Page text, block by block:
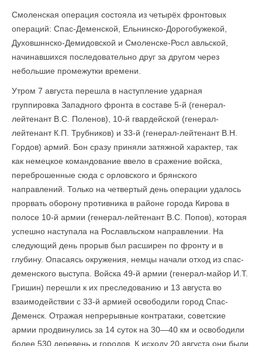
Смоленская операция состояла из четырёх фронтовых
операций: Спас-Деменской, Ельнинско-Дорогобужекой,
Духовшннско-Демидовской и Смоленске-Росл авльской,
начинавшихся последовательно друг за другом через
небольшие промежутки времени.
Утром 7 августа перешла в наступление ударная
группировка Западного фронта в составе 5-й (генерал-
лейтенант B.C. Поленов), 10-й гвардейской (генерал-
лейтенант К.П. Трубников) и 33-й (генерал-лейтенант В.Н.
Гордов) армий. Бон сразу приняли затяжной характер, так
как немецкое командование ввело в сражение войска,
переброшенные сюда с орловского и брянского
направлений. Только на четвертый день операции удалось
прорвать оборону про­тивника в районе города Кирова в
полосе 10-й армии (генерал-лейтенант B.C. Попов), которая
успешно наступала на Рославльском направлении. На
следующий день прорыв был расширен по фронту и в
глубину. Опасаясь окружения, немцы начали отход из спас-
деменского выступа. Войска 49-й армии (генерал-майор И.Т.
Гришин) перешли к их преследованию и 13 августа во
взаимодействии с 33-й армией освободили город Спас-
Деменск. Отражая непрерывные контратаки, советские
армии продвинулись за 14 суток на 30—40 км и освободили
более 530 деревень и городов. К исходу 20 августа они были